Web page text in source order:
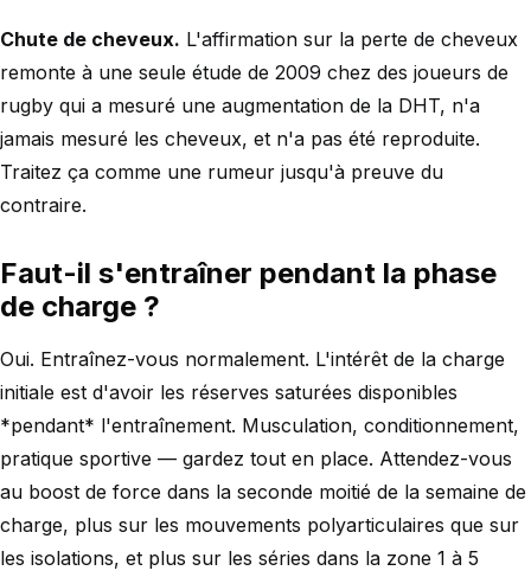
Chute de cheveux. L'affirmation sur la perte de cheveux
remonte à une seule étude de 2009 chez des joueurs de
rugby qui a mesuré une augmentation de la DHT, n'a
jamais mesuré les cheveux, et n'a pas été reproduite.
Traitez ça comme une rumeur jusqu'à preuve du
contraire.
Faut-il s'entraîner pendant la phase
de charge ?
Oui. Entraînez-vous normalement. L'intérêt de la charge
initiale est d'avoir les réserves saturées disponibles
*pendant* l'entraînement. Musculation, conditionnement,
pratique sportive — gardez tout en place. Attendez-vous
au boost de force dans la seconde moitié de la semaine de
charge, plus sur les mouvements polyarticulaires que sur
les isolations, et plus sur les séries dans la zone 1 à 5